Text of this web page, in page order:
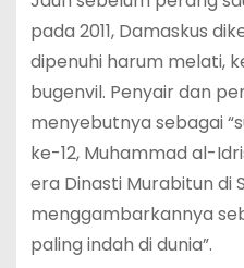
pada 2011, Damaskus
dipenuhi harum melati,
bugenvil. Penyair dan
menyebutnya sebagai
ke-12, Muhammad al-
era Dinasti Murabitun di
menggambarkannya
paling indah di dunia”.